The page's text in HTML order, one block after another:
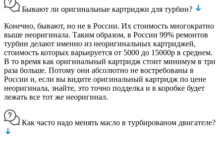
Бывают ли оригинальные картриджи для турбин?
Конечно, бывают, но не в России. Их стоимость многократно
выше неоригинала. Таким образом, в России 99% ремонтов
турбин делают именно из неоригинальных картриджей,
стоимость которых варьируется от 5000 до 15000р в среднем.
В то время как оригинальный картридж стоит минимум в три
раза больше. Потому они абсолютно не востребованы в
России и, если вы видите оригинальный картридж по цене
неоригинала, знайте, это точно подделка и в коробке будет
лежать все тот же неоригинал.
Как часто надо менять масло в турбированом двигателе?